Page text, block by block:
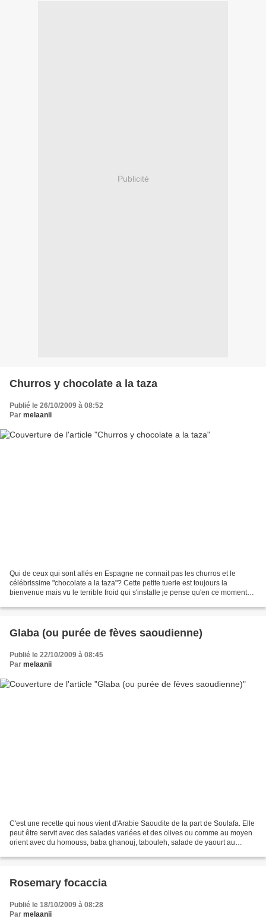
Publicité
Churros y chocolate a la taza
Publié le 26/10/2009 à 08:52
Par melaanii
Qui de ceux qui sont allés en Espagne ne connait pas les churros et le
célébrissime "chocolate a la taza"? Cette petite tuerie est toujours la
bienvenue mais vu le terrible froid qui s'installe je pense qu'en ce moment
Glaba (ou purée de fèves saoudienne)
Publié le 22/10/2009 à 08:45
Par melaanii
C'est une recette qui nous vient d'Arabie Saoudite de la part de Soulafa. Elle
peut être servit avec des salades variées et des olives ou comme au moyen
orient avec du homouss, baba ghanouj, tabouleh, salade de yaourt au
Rosemary focaccia
Publié le 18/10/2009 à 08:28
Par melaanii